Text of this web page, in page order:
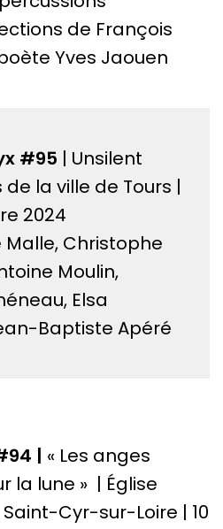
de François
Yves Jaouen
#95 | Unsilent
de la ville de Tours |
2024
Malle, Christophe
Moulin,
Elsa
Baptiste Apéré
| « Les anges
la lune » | Église
Cyr-sur-Loire | 10